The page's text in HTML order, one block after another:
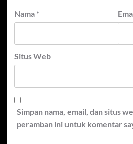
Nama *
Situs Web
Simpan nama, email, dan situs
peramban ini untuk komentar